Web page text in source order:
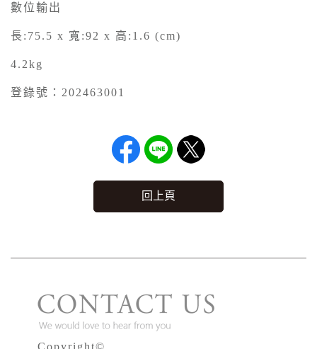
數位輸出
長:75.5 x 寬:92 x 高:1.6 (cm)
4.2kg
登錄號：202463001
回上頁
Copyright©